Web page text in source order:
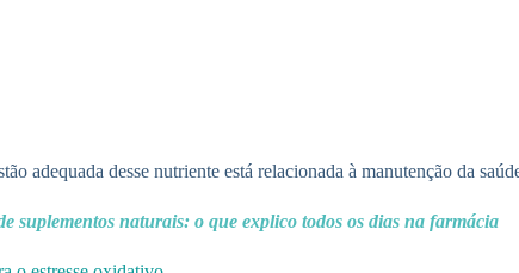
adequada desse nutriente está relacionada à manutenção da
suplementos naturais: o que explico todos os dias na farmácia